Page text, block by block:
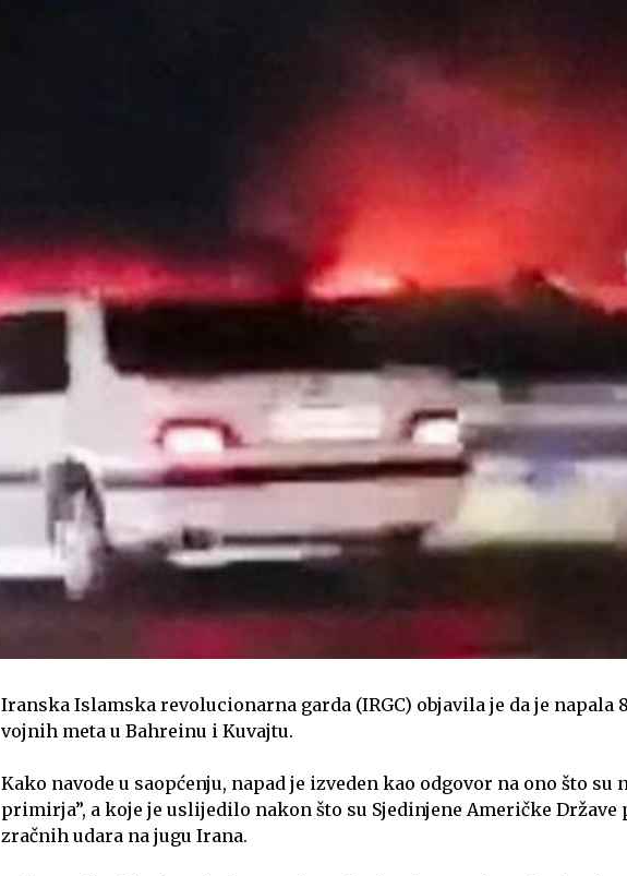
Iranska Islamska revolucionarna garda (IRGC) objavila je da je napala
vojnih meta u Bahreinu i Kuvajtu.
Kako navode u saopćenju, napad je izveden kao odgovor na ono što su
primirja”, a koje je uslijedilo nakon što su Sjedinjene Američke
zračnih udara na jugu Irana.